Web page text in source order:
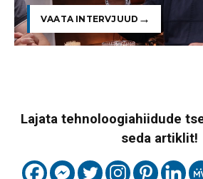
VAATA INTERVJUUD
Lajata tehnoloogiahiidude
seda artiklit!